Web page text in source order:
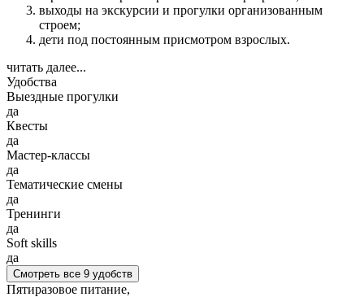
выходы на экскурсии и прогулки организованным
строем;
дети под постоянным присмотром взрослых.
читать далее...
Удобства
Выездные прогулки
да
Квесты
да
Мастер-классы
да
Тематические смены
да
Тренинги
да
Soft skills
да
Смотреть все 9 удобств
Пятиразовое питание,